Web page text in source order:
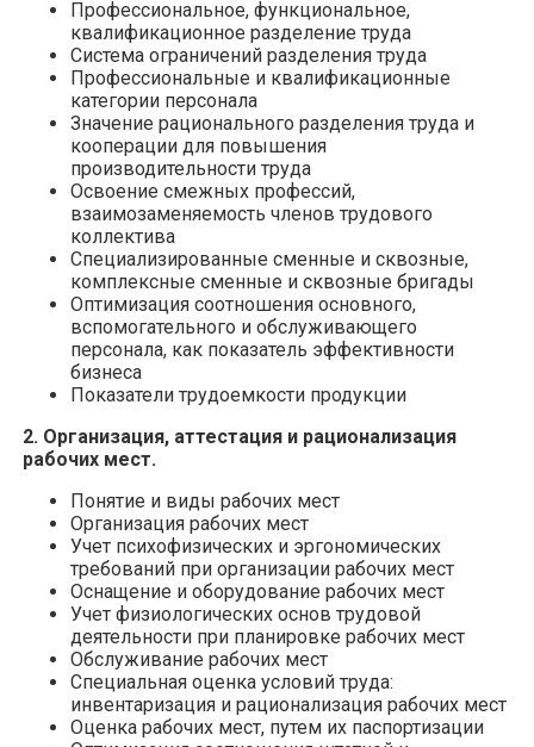
Профессиональное, функциональное,
квалификационное разделение труда
Система ограничений разделения труда
Профессиональные и квалификационные
категории персонала
Значение рационального разделения труда и
кооперации для повышения
производительности труда
Освоение смежных профессий,
взаимозаменяемость членов трудового
коллектива
Специализированные сменные и сквозные,
комплексные сменные и сквозные бригады
Оптимизация соотношения основного,
вспомогательного и обслуживающего
персонала, как показатель эффективности
бизнеса
Показатели трудоемкости продукции
2. Организация, аттестация и рационализация
рабочих мест.
Понятие и виды рабочих мест
Организация рабочих мест
Учет психофизических и эргономических
требований при организации рабочих мест
Оснащение и оборудование рабочих мест
Учет физиологических основ трудовой
деятельности при планировке рабочих мест
Обслуживание рабочих мест
Специальная оценка условий труда:
инвентаризация и рационализация рабочих мест
Оценка рабочих мест, путем их паспортизации